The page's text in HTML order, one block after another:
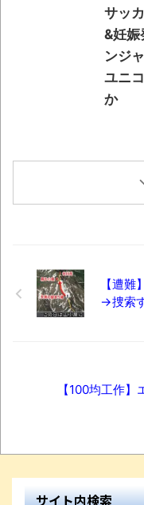
サッ
&妊
ンジ
ユニ
か
【遭
→捜索
【100均工作】
サイト内検索